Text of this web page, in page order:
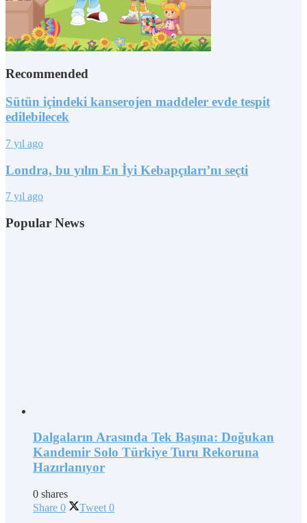
Recommended
Sütün içindeki kanserojen maddeler evde tespit
edilebilecek
7 yıl ago
Londra, bu yılın En İyi Kebapçıları’nı seçti
7 yıl ago
Popular News
Dalgaların Arasında Tek Başına: Doğukan
Kandemir Solo Türkiye Turu Rekoruna
Hazırlanıyor
0 shares
Share 0 Tweet 0